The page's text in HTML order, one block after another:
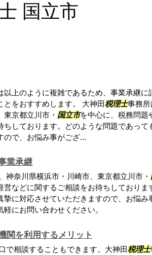
国立市
以上のように複雑であるため、事業承継に
とをおすすめします。 大神田税理士事務所
京都立川市・ 国立市を中心に、税務問題
ちしております。どのような問題であって
ので、お悩み事がござ...
業承継
神奈川県横浜市・川崎市、東京都立川市・
営などに関するご相談をお待ちしておりま
摯に対応させていただきますので、お悩み
にお問い合わせください。
関を利用するメリット
で相談することもできます。大神田税理士